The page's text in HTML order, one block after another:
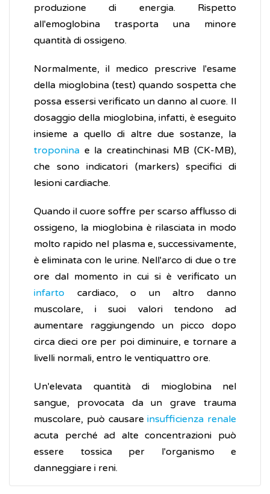
produzione di energia. Rispetto
all'emoglobina trasporta una minore
quantità di ossigeno.
Normalmente, il medico prescrive l'esame
della mioglobina (test) quando sospetta che
possa essersi verificato un danno al cuore. Il
dosaggio della mioglobina, infatti, è eseguito
insieme a quello di altre due sostanze, la
troponina e la creatinchinasi MB (CK-MB),
che sono indicatori (markers) specifici di
lesioni cardiache.
Quando il cuore soffre per scarso afflusso di
ossigeno, la mioglobina è rilasciata in modo
molto rapido nel plasma e, successivamente,
è eliminata con le urine. Nell'arco di due o tre
ore dal momento in cui si è verificato un
infarto cardiaco, o un altro danno
muscolare, i suoi valori tendono ad
aumentare raggiungendo un picco dopo
circa dieci ore per poi diminuire, e tornare a
livelli normali, entro le ventiquattro ore.
Un'elevata quantità di mioglobina nel
sangue, provocata da un grave trauma
muscolare, può causareinsufficienza renale
acuta perché ad alte concentrazioni può
essere tossica per l'organismo e
danneggiare i reni.